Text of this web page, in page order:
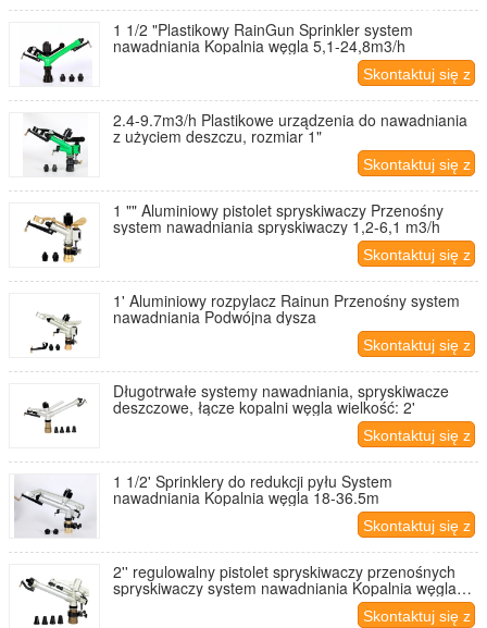
nami
1 1/2 "Plastikowy RainGun Sprinkler system
nawadniania Kopalnia węgla 5,1-24,8m3/h
Skontaktuj się z
nami
2.4-9.7m3/h Plastikowe urządzenia do nawadniania
z użyciem deszczu, rozmiar 1"
Skontaktuj się z
nami
1 "" Aluminiowy pistolet spryskiwaczy Przenośny
system nawadniania spryskiwaczy 1,2-6,1 m3/h
Skontaktuj się z
nami
1' Aluminiowy rozpylacz Rainun Przenośny system
nawadniania Podwójna dysza
Skontaktuj się z
nami
Długotrwałe systemy nawadniania, spryskiwacze
deszczowe, łącze kopalni węgla wielkość: 2'
Skontaktuj się z
nami
1 1/2' Sprinklery do redukcji pyłu System
nawadniania Kopalnia węgla 18-36.5m
Skontaktuj się z
nami
2'' regulowalny pistolet spryskiwaczy przenośnych
spryskiwaczy system nawadniania Kopalnia węgla
Skontaktuj się z